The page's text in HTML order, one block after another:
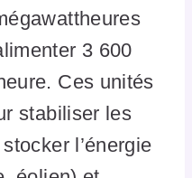
3 600
Ces unités
stabiliser les
l’énergie